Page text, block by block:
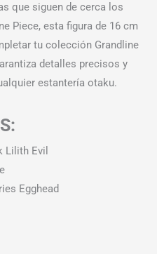
que siguen de cerca los
Piece, esta figura de 16 cm
tu colección Grandline
detalles precisos y
estantería otaku.
Lilith Evil
Egghead